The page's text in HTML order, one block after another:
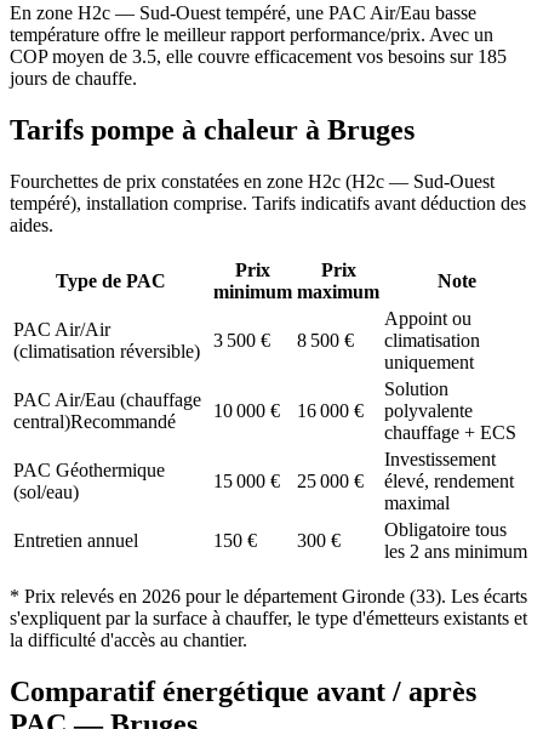
En zone H2c — Sud-Ouest tempéré, une PAC Air/Eau basse
température offre le meilleur rapport performance/prix. Avec un
COP moyen de 3.5, elle couvre efficacement vos besoins sur 185
jours de chauffe.
Tarifs pompe à chaleur à Bruges
Fourchettes de prix constatées en zone H2c (H2c — Sud-Ouest
tempéré), installation comprise. Tarifs indicatifs avant déduction des
aides.
Type de PAC
Prix
minimum
Prix
maximum
Note
PAC Air/Air
(climatisation réversible)
3 500 € 8 500 €
Appoint ou
climatisation
uniquement
PAC Air/Eau (chauffage
central)Recommandé
10 000 € 16 000 €
Solution
polyvalente
chauffage + ECS
PAC Géothermique
(sol/eau)
15 000 € 25 000 €
Investissement
élevé, rendement
maximal
Entretien annuel
150 € 300 €
Obligatoire tous
les 2 ans minimum
* Prix relevés en 2026 pour le département Gironde (33). Les écarts
s'expliquent par la surface à chauffer, le type d'émetteurs existants et
la difficulté d'accès au chantier.
Comparatif énergétique avant / après